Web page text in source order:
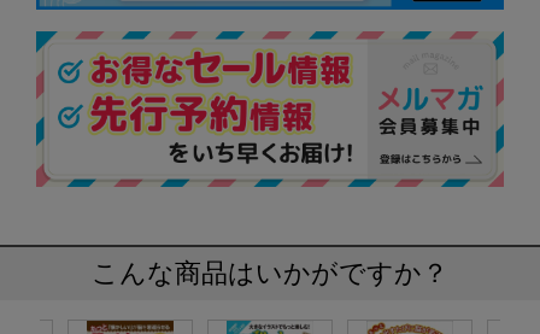
こんな商品はいかがですか？